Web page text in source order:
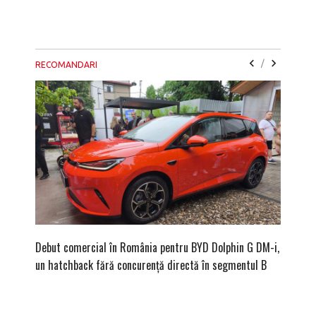
RECOMANDARI /
Debut comercial în România pentru BYD Dolphin G DM-i,
un hatchback fără concurență directă în segmentul B